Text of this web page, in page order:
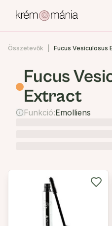
Összetevők Fucus Vesiculosus
Fucus
Extract
Funkció:Emolliens